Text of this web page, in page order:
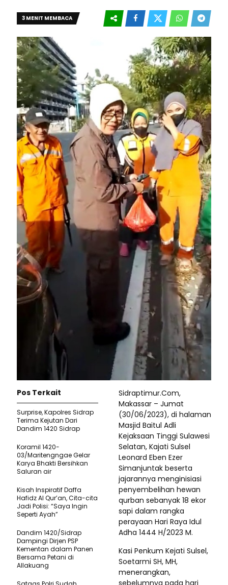
3 MENIT MEMBACA
Sidraptimur.Com,
Makassar – Jumat
(30/06/2023), di halaman
Masjid Baitul Adli
Kejaksaan Tinggi Sulawesi
Selatan, Kajati Sulsel
Leonard Eben Ezer
Simanjuntak beserta
jajarannya menginisiasi
penyembelihan hewan
qurban sebanyak 18 ekor
sapi dalam rangka
perayaan Hari Raya Idul
Adha 1444 H/2023 M.
Kasi Penkum Kejati Sulsel,
Soetarmi SH, MH,
menerangkan,
sebelumnya pada hari
Pos Terkait
Surprise, Kapolres Sidrap
Terima Kejutan Dari
Dandim 1420 Sidrap
Koramil 1420-
03/Maritengngae Gelar
Karya Bhakti Bersihkan
Saluran air
Kisah Inspiratif Daffa
Hafidz Al Qur’an, Cita-cita
Jadi Polisi: “Saya Ingin
Seperti Ayah”
Dandim 1420/Sidrap
Dampingi Dirjen PSP
Kementan dalam Panen
Bersama Petani di
Allakuang